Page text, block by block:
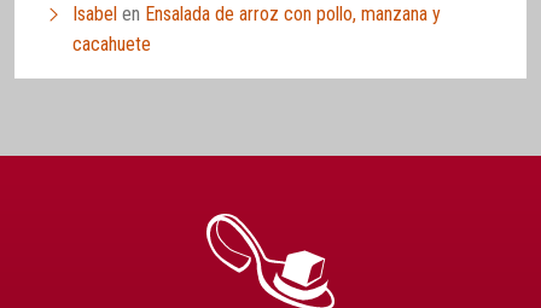
Isabel en Ensalada de arroz con pollo, manzana y
cacahuete